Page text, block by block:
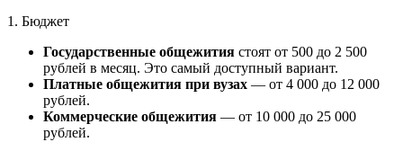
1. Бюджет
Государственные общежития стоят от 500 до 2 500
рублей в месяц. Это самый доступный вариант.
Платные общежития при вузах — от 4 000 до 12 000
рублей.
Коммерческие общежития — от 10 000 до 25 000
рублей.